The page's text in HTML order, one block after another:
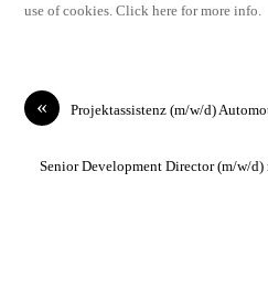
use of cookies. Click here for more info.
« Projektassistenz (m/w/d)
Senior Development Director (m/w/